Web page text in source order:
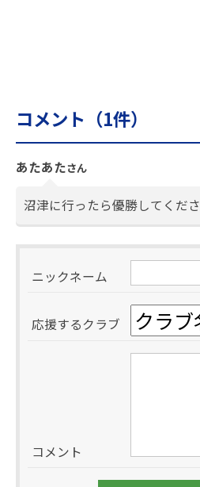
コメント（1件）
あたあたさん
沼津に行ったら優勝してくだ
ニックネーム
応援するクラブ
コメント